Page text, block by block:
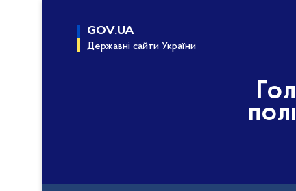
GOV.UA
Державні сайти України